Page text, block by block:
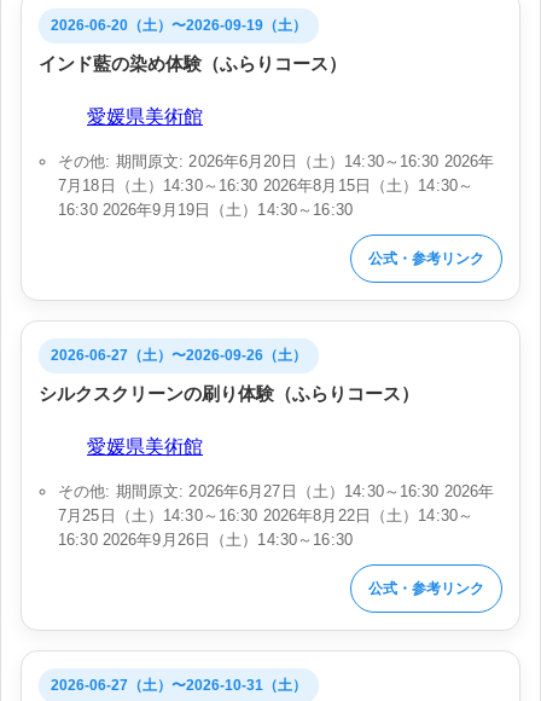
2026-06-20（土）〜2026-09-19（土）
インド藍の染め体験（ふらりコース）
愛媛県美術館
その他: 期間原文: 2026年6月20日（土）14:30～16:30 2026年
7月18日（土）14:30～16:30 2026年8月15日（土）14:30～
16:30 2026年9月19日（土）14:30～16:30
公式・参考リンク
2026-06-27（土）〜2026-09-26（土）
シルクスクリーンの刷り体験（ふらりコース）
愛媛県美術館
その他: 期間原文: 2026年6月27日（土）14:30～16:30 2026年
7月25日（土）14:30～16:30 2026年8月22日（土）14:30～
16:30 2026年9月26日（土）14:30～16:30
公式・参考リンク
2026-06-27（土）〜2026-10-31（土）